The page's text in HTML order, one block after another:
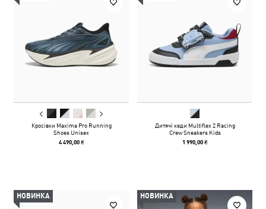
Кросівки Maxima Pro Running
Shoes Unisex
4 490,00 ₴
Дитячі кеди Multiflex 2 Racing
Crew Sneakers Kids
1 990,00 ₴
НОВИНКА НОВИНКА